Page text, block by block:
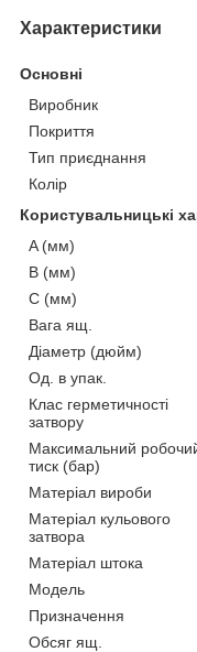
Характеристики
Основні
Виробник
Покриття
Тип приєднання
Колір
Користувальницькі
A (мм)
B (мм)
C (мм)
Вага ящ.
Діаметр (дюйм)
Од. в упак.
Клас герметичності
затвору
Максимальний
тиск (бар)
Матеріал вироби
Матеріал кульового
затвора
Матеріал штока
Мoдель
Призначення
Обсяг ящ.